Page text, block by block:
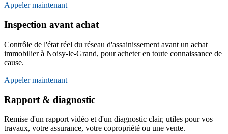
Appeler maintenant
Inspection avant achat
Contrôle de l'état réel du réseau d'assainissement avant un achat
immobilier à Noisy-le-Grand, pour acheter en toute connaissance de
cause.
Appeler maintenant
Rapport & diagnostic
Remise d'un rapport vidéo et d'un diagnostic clair, utiles pour vos
travaux, votre assurance, votre copropriété ou une vente.